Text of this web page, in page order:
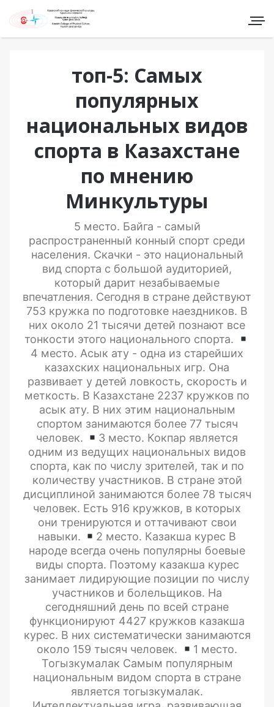
топ-5: Самых
популярных
национальных видов
спорта в Казахстане
по мнению
Минкультуры
5 место. Байга - самый
распространенный конный спорт среди
населения. Скачки - это национальный
вид спорта с большой аудиторией,
который дарит незабываемые
впечатления. Сегодня в стране действуют
753 кружка по подготовке наездников. В
них около 21 тысячи детей познают все
тонкости этого национального спорта.
4 место. Асык ату - одна из старейших
казахских национальных игр. Она
развивает у детей ловкость, скорость и
меткость. В Казахстане 2237 кружков по
асык ату. В них этим национальным
спортом занимаются более 77 тысяч
человек.
3 место. Кокпар является
одним из ведущих национальных видов
спорта, как по числу зрителей, так и по
количеству участников. В стране этой
дисциплиной занимаются более 78 тысяч
человек. Есть 916 кружков, в которых
они тренируются и оттачивают свои
навыки.
2 место. Казакша курес В
народе всегда очень популярны боевые
виды спорта. Поэтому казакша курес
занимает лидирующие позиции по числу
участников и болельщиков. На
сегодняшний день по всей стране
функционируют 4427 кружков казакша
курес. В них систематически занимаются
около 159 тысяч человек.
1 место.
Тогызкумалак Самым популярным
национальным видом спорта в стране
является тогызкумалак.